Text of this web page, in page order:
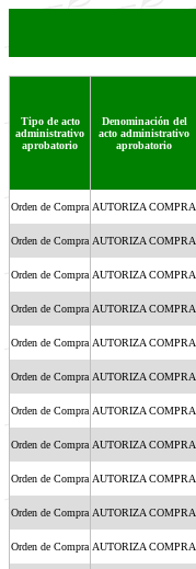
Tipo de acto
administrativo
aprobatorio
Denominación del
acto administrativo
aprobatorio
Orden de Compra AUTORIZA COMPRA
Orden de Compra AUTORIZA COMPRA
Orden de Compra AUTORIZA COMPRA
Orden de Compra AUTORIZA COMPRA
Orden de Compra AUTORIZA COMPRA
Orden de Compra AUTORIZA COMPRA
Orden de Compra AUTORIZA COMPRA
Orden de Compra AUTORIZA COMPRA
Orden de Compra AUTORIZA COMPRA
Orden de Compra AUTORIZA COMPRA
Orden de Compra AUTORIZA COMPRA